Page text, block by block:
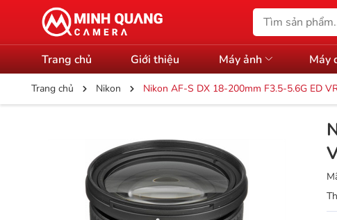
Trang chủ Giới thiệu Máy ảnh Máy
Trang chủ Nikon Nikon AF-S DX 18-200mm F3.5-5.6G ED